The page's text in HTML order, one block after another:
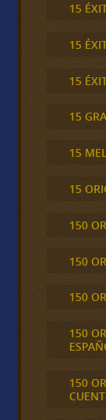
15
15
15
15
15
15
150
150
150
150
150